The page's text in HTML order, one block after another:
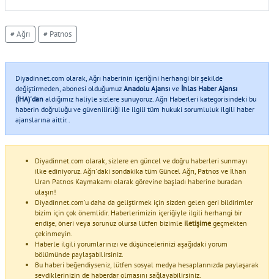
# Ağrı # Patnos
Diyadinnet.com olarak, Ağrı haberinin içeriğini herhangi bir şekilde
değiştirmeden, abonesi olduğumuz Anadolu Ajansı ve İhlas Haber Ajansı
(İHA)'dan aldığımız haliyle sizlere sunuyoruz. Ağrı Haberleri kategorisindeki bu
haberin doğruluğu ve güvenilirliği ile ilgili tüm hukuki sorumluluk ilgili haber
ajanslarına aittir..
Diyadinnet.com olarak, sizlere en güncel ve doğru haberleri sunmayı
ilke ediniyoruz. Ağrı'daki sondakika tüm Güncel Ağrı, Patnos ve İlhan
Uran Patnos Kaymakamı olarak görevine başladı haberine buradan
ulaşın!
Diyadinnet.com'u daha da geliştirmek için sizden gelen geri bildirimler
bizim için çok önemlidir. Haberlerimizin içeriğiyle ilgili herhangi bir
endişe, öneri veya sorunuz olursa lütfen bizimle iletişime geçmekten
çekinmeyin.
Haberle ilgili yorumlarınızı ve düşüncelerinizi aşağıdaki yorum
bölümünde paylaşabilirsiniz.
Bu haberi beğendiyseniz, lütfen sosyal medya hesaplarınızda paylaşarak
sevdiklerinizin de haberdar olmasını sağlayabilirsiniz.